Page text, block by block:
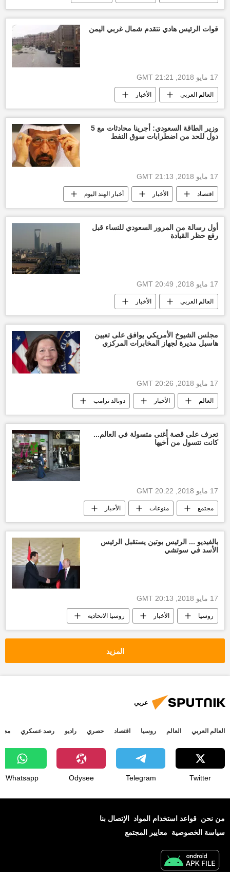
أخبار قطر اليوم دونالد ترامب
مايكل كوهين ستيف بانون
الولايات المتحدة الأمريكية
قوات الرئيس هادي تتقدم شمال غربي اليمن
17 مايو 2018, 21:21 GMT
العالم العربي الأخبار
عبد ربه منصور هادي قوات الرئيس هادي
الجيش اليمني الجيش السعودي تقدم
سيطرة أخبار اليمن الأن
وزير الطاقة السعودي: أجرينا محادثات مع 5
دول للحد من اضطرابات سوق النفط
17 مايو 2018, 21:13 GMT
اقتصاد الأخبار أخبار الهند اليوم
أخبار السعودية اليوم خالد الفالح
وزارة الطاقة السعودية
أخبار الإمارات العربية المتحدة
الولايات المتحدة الأمريكية
سوق النفط
أول رسالة من المرور السعودي للنساء قبل
رفع حظر القيادة
17 مايو 2018, 20:49 GMT
العالم العربي الأخبار
أخبار السعودية اليوم النساء السعوديات
الهيئة العامة لإدارة المرور بالمملكة العربية السعودية
تغريدة رسالة حظر
مجلس الشيوخ الأمريكي يوافق على تعيين
هاسبل مديرة لجهاز المخابرات المركزي
17 مايو 2018, 20:26 GMT
العالم الأخبار دونالد ترامب
المخابرات الأمريكية مجلس الشيوخ
روسيا الولايات المتحدة الأمريكية
تعرف على قصة أغنى متسولة في العالم...
كانت تتسول من أخيها
17 مايو 2018, 20:22 GMT
مجتمع منوعات الأخبار
أخبار لبنان
بالفيديو ... الرئيس بوتين يستقبل الرئيس
الأسد في سوتشي
17 مايو 2018, 20:13 GMT
روسيا الأخبار روسيا الاتحادية
فلاديمير بوتين الرئاسة السورية
أخبار روسيا اليوم
المزيد
عربي
العالم العربي العالم روسيا اقتصاد حصري راديو رصد عسكري
Twitter
Telegram
Odysee
Whatsapp
من نحن قواعد استخدام المواد
الإتصال بنا
سياسة الخصوصية
معايير المجتمع